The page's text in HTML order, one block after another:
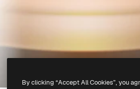
By clicking “Accept All Cookies”, you